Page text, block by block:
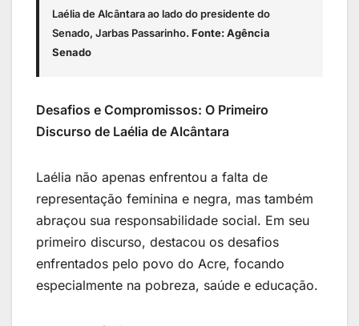
Laélia de Alcântara ao lado do presidente do
Senado, Jarbas Passarinho. Fonte: Agência
Senado
Desafios e Compromissos: O Primeiro
Discurso de Laélia de Alcântara
Laélia não apenas enfrentou a falta de
representação feminina e negra, mas também
abraçou sua responsabilidade social. Em seu
primeiro discurso, destacou os desafios
enfrentados pelo povo do Acre, focando
especialmente na pobreza, saúde e educação.